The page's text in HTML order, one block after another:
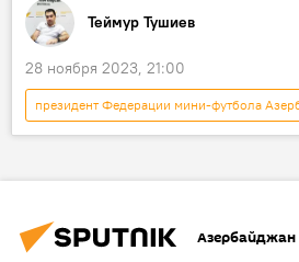
Теймур Тушиев
28 ноября 2023, 21:00
Новости
Азербайджан
Азербайджан